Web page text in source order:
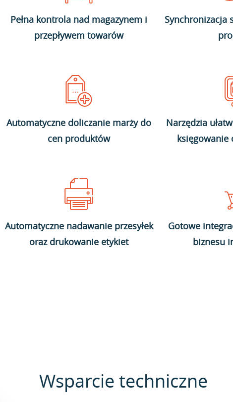
Pełna kontrola nad magazynem i
przepływem towarów
Synchronizacja
Automatyczne doliczanie marży do
cen produktów
Narzędzia
księgowanie
Automatyczne nadawanie przesyłek
oraz drukowanie etykiet
Gotowe
biznesu
Wsparcie techniczne